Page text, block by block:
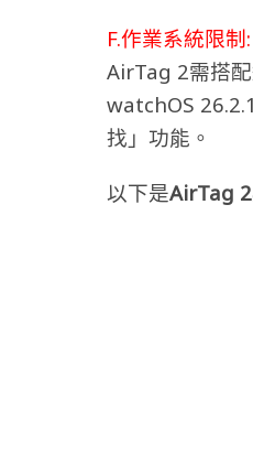
F.作業系統限制:
AirTag 2需搭
watchOS
找」功能。
以下是AirTag